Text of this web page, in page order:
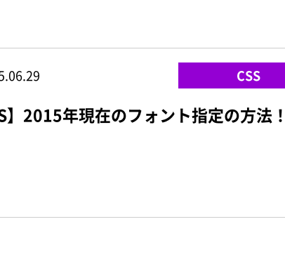
CSS
】2015年現在のフォント指定の方法！